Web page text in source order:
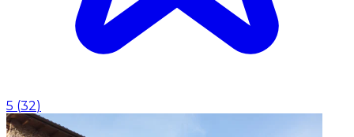
5 (32)